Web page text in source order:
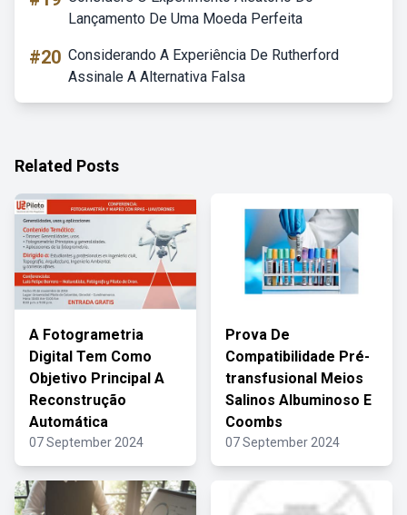
Lançamento De Uma Moeda Perfeita
#20 Considerando A Experiência De Rutherford
Assinale A Alternativa Falsa
Related Posts
A Fotogrametria
Digital Tem Como
Objetivo Principal A
Reconstrução
Automática
07 September 2024
Prova De
Compatibilidade Pré-
transfusional Meios
Salinos Albuminoso E
Coombs
07 September 2024